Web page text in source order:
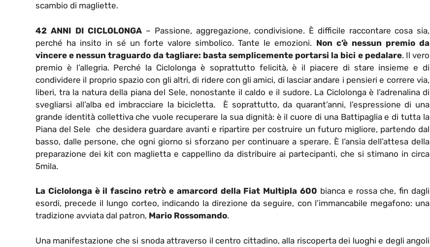
scambio di magliette.
42 ANNI DI CICLOLONGA – Passione, aggregazione, condivisione. È difficile raccontare cosa sia,
perché ha insito in sé un forte valore simbolico. Tante le emozioni. Non c’è nessun premio da
vincere e nessun traguardo da tagliare: basta semplicemente portarsi la bici e pedalare. Il vero
premio è l’allegria. Perché la Ciclolonga è soprattutto felicità, è il piacere di stare insieme e di
condividere il proprio spazio con gli altri, di ridere con gli amici, di lasciar andare i pensieri e correre via,
liberi, tra la natura della piana del Sele, nonostante il caldo e il sudore. La Ciclolonga è l’adrenalina di
svegliarsi all’alba ed imbracciare la bicicletta. È soprattutto, da quarant’anni, l’espressione di una
grande identità collettiva che vuole recuperare la sua dignità: è il cuore di una Battipaglia e di tutta la
Piana del Sele che desidera guardare avanti e ripartire per costruire un futuro migliore, partendo dal
basso, dalle persone, che ogni giorno si sforzano per continuare a sperare. È l’ansia dell’attesa della
preparazione dei kit con maglietta e cappellino da distribuire ai partecipanti, che si stimano in circa
5mila.
La Ciclolonga è il fascino retrò e amarcord della Fiat Multipla 600 bianca e rossa che, fin dagli
esordi, precede il lungo corteo, indicando la direzione da seguire, con l’immancabile megafono: una
tradizione avviata dal patron, Mario Rossomando.
Una manifestazione che si snoda attraverso il centro cittadino, alla riscoperta dei luoghi e degli angoli